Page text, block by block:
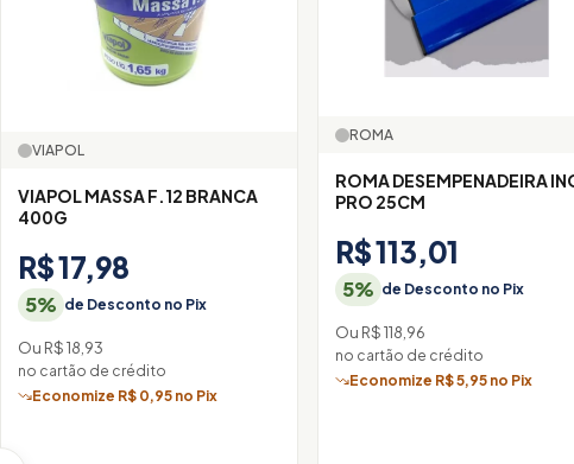
VIAPOL
VIAPOL MASSA F.12 BRANCA
400G
R$ 17,98
5% de Desconto no Pix
Ou R$ 18,93
no cartão de crédito
Economize R$ 0,95 no Pix
ROMA
ROMA DESEMPENADEIRA
PRO 25CM
R$ 113,01
5% de Desconto no Pix
Ou R$ 118,96
no cartão de crédito
Economize R$ 5,95 no Pix